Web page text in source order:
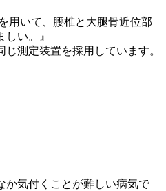
用いて、腰椎と大腿骨近位部
い。』
測定装置を採用しています。
か気付くことが難しい病気で